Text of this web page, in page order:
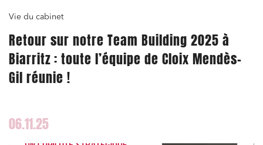
Vie du cabinet
Retour sur notre Team Building 2025 à
Biarritz : toute l’équipe de Cloix Mendès-
Gil réunie !
06.11.25